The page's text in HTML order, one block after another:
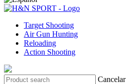
Target Shooting
Air Gun Hunting
Reloading
Action Shooting
Cancelar